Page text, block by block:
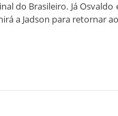
do Brasileiro. Já
a Jadson para retornar